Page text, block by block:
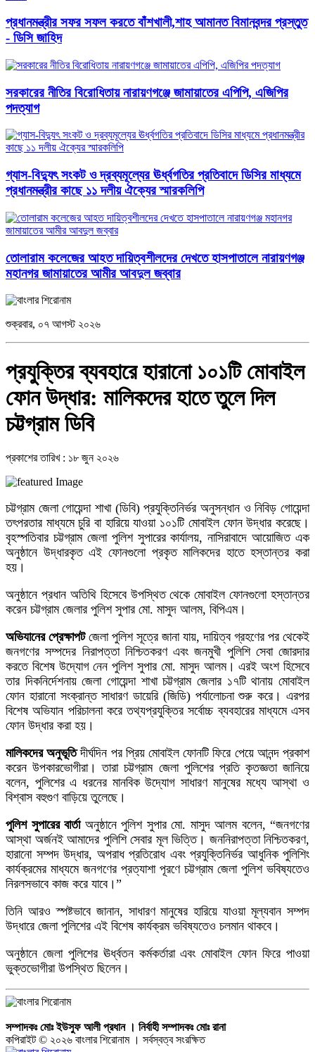
প্রধানমন্ত্রীর সফর সফল করতে বাঁশখালী,শাহ আমানত বিমানবন্দর প্রস্তুত
- ডিসি জাহিদ
সরকারের নীতির বিরোধিতায় নারায়ণগঞ্জে জামায়াতের এপিপি, এজিপির
পদত্যাগ
গ্যাস-বিদ্যুৎ সংকট ও দ্রব্যমূল্যের ঊর্ধ্বগতির প্রতিবাদে ডিসির মাধ্যমে
প্রধানমন্ত্রীর কাছে ১১ দলীয় ঐক্যের স্মারকলিপি
তোলারাম কলেজের আহত দায়িত্বশীলদের দেখতে হাসপাতালে নারায়ণগঞ্জ
মহানগর জামায়াতের আমীর আবদুল জব্বার
শুক্রবার, ০৭ আগস্ট ২০২৬
প্রযুক্তির ব্যবহারে হারানো ১০১টি মোবাইল
ফোন উদ্ধার: মালিকদের হাতে তুলে দিল
চট্টগ্রাম ডিবি
প্রকাশের তারিখ : ১৮ জুন ২০২৬
চট্টগ্রাম জেলা গোয়েন্দা শাখা (ডিবি) প্রযুক্তিনির্ভর অনুসন্ধান ও নিবিড় গোয়েন্দা
তৎপরতার মাধ্যমে চুরি বা হারিয়ে যাওয়া ১০১টি মোবাইল ফোন উদ্ধার করেছে।
বৃহস্পতিবার চট্টগ্রাম জেলা পুলিশ সুপারের কার্যালয়, নাসিরাবাদে আয়োজিত এক
অনুষ্ঠানে উদ্ধারকৃত এই ফোনগুলো প্রকৃত মালিকদের হাতে হস্তান্তর করা
হয়।
অনুষ্ঠানে প্রধান অতিথি হিসেবে উপস্থিত থেকে মোবাইল ফোনগুলো হস্তান্তর
করেন চট্টগ্রাম জেলার পুলিশ সুপার মো. মাসুদ আলম, বিপিএম।
অভিযানের প্রেক্ষাপটজেলা পুলিশ সূত্রে জানা যায়, দায়িত্ব গ্রহণের পর থেকেই
জনগণের সম্পদের নিরাপত্তা নিশ্চিতকরণ এবং জনমুখী পুলিশি সেবা জোরদার
করতে বিশেষ উদ্যোগ নেন পুলিশ সুপার মো. মাসুদ আলম। এরই অংশ হিসেবে
তার দিকনির্দেশনায় জেলা গোয়েন্দা শাখা চট্টগ্রাম জেলার ১৭টি থানায় মোবাইল
ফোন হারানো সংক্রান্ত সাধারণ ডায়েরি (জিডি) পর্যালোচনা শুরু করে। এরপর
বিশেষ অভিযান পরিচালনা করে তথ্যপ্রযুক্তির সর্বোচ্চ ব্যবহারের মাধ্যমে এসব
ফোন উদ্ধার করা হয়।
মালিকদের অনুভূতিদীর্ঘদিন পর প্রিয় মোবাইল ফোনটি ফিরে পেয়ে আনন্দ প্রকাশ
করেন উপকারভোগীরা। তারা চট্টগ্রাম জেলা পুলিশের প্রতি কৃতজ্ঞতা জানিয়ে
বলেন, পুলিশের এ ধরনের মানবিক উদ্যোগ সাধারণ মানুষের মধ্যে আস্থা ও
বিশ্বাস বহুগুণ বাড়িয়ে তুলেছে।
পুলিশ সুপারের বার্তাঅনুষ্ঠানে পুলিশ সুপার মো. মাসুদ আলম বলেন, “জনগণের
আস্থা অর্জনই আমাদের পুলিশি সেবার মূল ভিত্তি। জননিরাপত্তা নিশ্চিতকরণ,
হারানো সম্পদ উদ্ধার, অপরাধ প্রতিরোধ এবং প্রযুক্তিনির্ভর আধুনিক পুলিশিং
কার্যক্রমের মাধ্যমে জনগণের প্রত্যাশা পূরণে চট্টগ্রাম জেলা পুলিশ ভবিষ্যতেও
নিরলসভাবে কাজ করে যাবে।”
তিনি আরও স্পষ্টভাবে জানান, সাধারণ মানুষের হারিয়ে যাওয়া মূল্যবান সম্পদ
উদ্ধারে জেলা পুলিশের এই বিশেষ কার্যক্রম ভবিষ্যতেও চলমান থাকবে।
অনুষ্ঠানে জেলা পুলিশের ঊর্ধ্বতন কর্মকর্তারা এবং মোবাইল ফোন ফিরে পাওয়া
ভুক্তভোগীরা উপস্থিত ছিলেন।
সম্পাদকঃ মোঃ ইউসুফ আলী প্রধান । নির্বাহী সম্পাদকঃ মোঃ রানা
কপিরাইট © ২০২৬ বাংলার শিরোনাম । সর্বস্বত্ব সংরক্ষিত